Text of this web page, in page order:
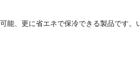
能、更に省エネで保冷できる製品です。